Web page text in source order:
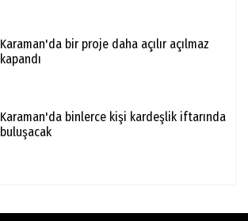
Karaman'da bir proje daha açılır açılmaz
kapandı
Karaman'da binlerce kişi kardeşlik iftarında
buluşacak